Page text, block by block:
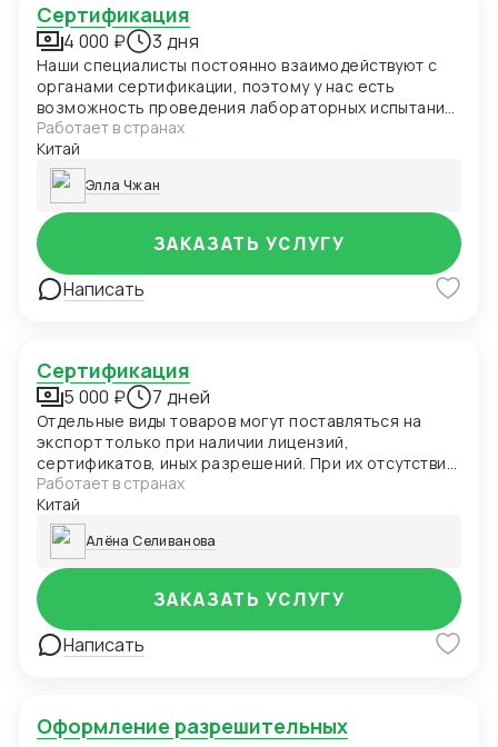
Сертификация
4 000 ₽ 3 дня
Наши специалисты постоянно взаимодействуют с
органами сертификации, поэтому у нас есть
возможность проведения лабораторных испытаний
и оформления документов в кратчайшие сроки.
Работает в странах
Китай
Элла Чжан
Написать
ЗАКАЗАТЬ УСЛУГУ
Сертификация
5 000 ₽ 7 дней
Отдельные виды товаров могут поставляться на
экспорт только при наличии лицензий,
сертификатов, иных разрешений. При их отсутствии
товар не пропустят таможенные органы России, а
нарушителя привлекут к ответственности. В
частности, разрешения нужны для вывоза
продукции двойного назначения, на товары под
фитосанитарным контролем
Работает в странах
Китай
Алёна Селиванова
Написать
ЗАКАЗАТЬ УСЛУГУ
Оформление разрешительных